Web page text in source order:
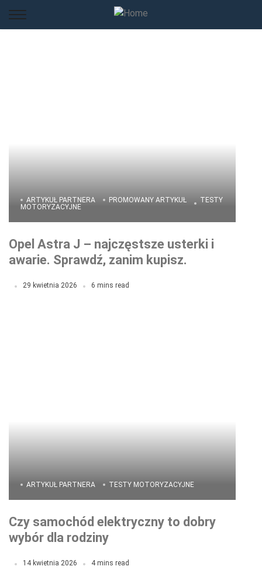
ARTYKUŁ PARTNERA PROMOWANY ARTYKUŁ
TESTY
MOTORYZACYJNE
Opel Astra J – najczęstsze usterki i
awarie. Sprawdź, zanim kupisz.
29 kwietnia 2026 6 mins read
ARTYKUŁ PARTNERA TESTY MOTORYZACYJNE
Czy samochód elektryczny to dobry
wybór dla rodziny
14 kwietnia 2026 4 mins read